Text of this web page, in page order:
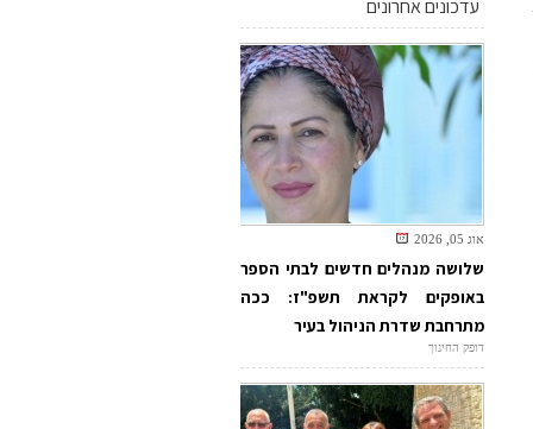
עדכונים אחרונים
אוג 05, 2026
שלושה מנהלים חדשים לבתי הספר
באופקים לקראת תשפ"ז: ככה
מתרחבת שדרת הניהול בעיר
דופק החינוך